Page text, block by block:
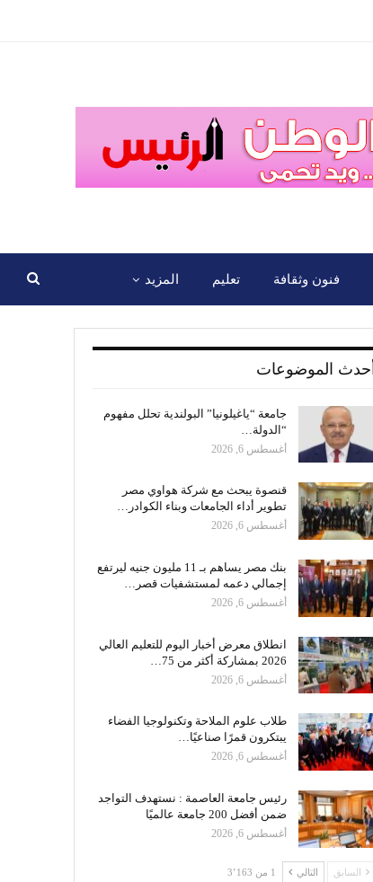
فنون وثقافة تعليم المزيد
أحدث الموضوعات
جامعة “ياغيلونيا” البولندية تحلل مفهوم
“الدولة…
أغسطس 6, 2026
قنصوة يبحث مع شركة هواوي مصر
تطوير أداء الجامعات وبناء الكوادر…
أغسطس 6, 2026
بنك مصر يساهم بـ 11 مليون جنيه ليرتفع
إجمالي دعمه لمستشفيات قصر…
أغسطس 6, 2026
انطلاق معرض أخبار اليوم للتعليم العالي
2026 بمشاركة أكثر من 75…
أغسطس 6, 2026
طلاب علوم الملاحة وتكنولوجيا الفضاء
يبتكرون قمرًا صناعيًا…
أغسطس 6, 2026
رئيس جامعة العاصمة : نستهدف التواجد
ضمن أفضل 200 جامعة عالميًا
أغسطس 6, 2026
السابق التالي 1 من 3٬163